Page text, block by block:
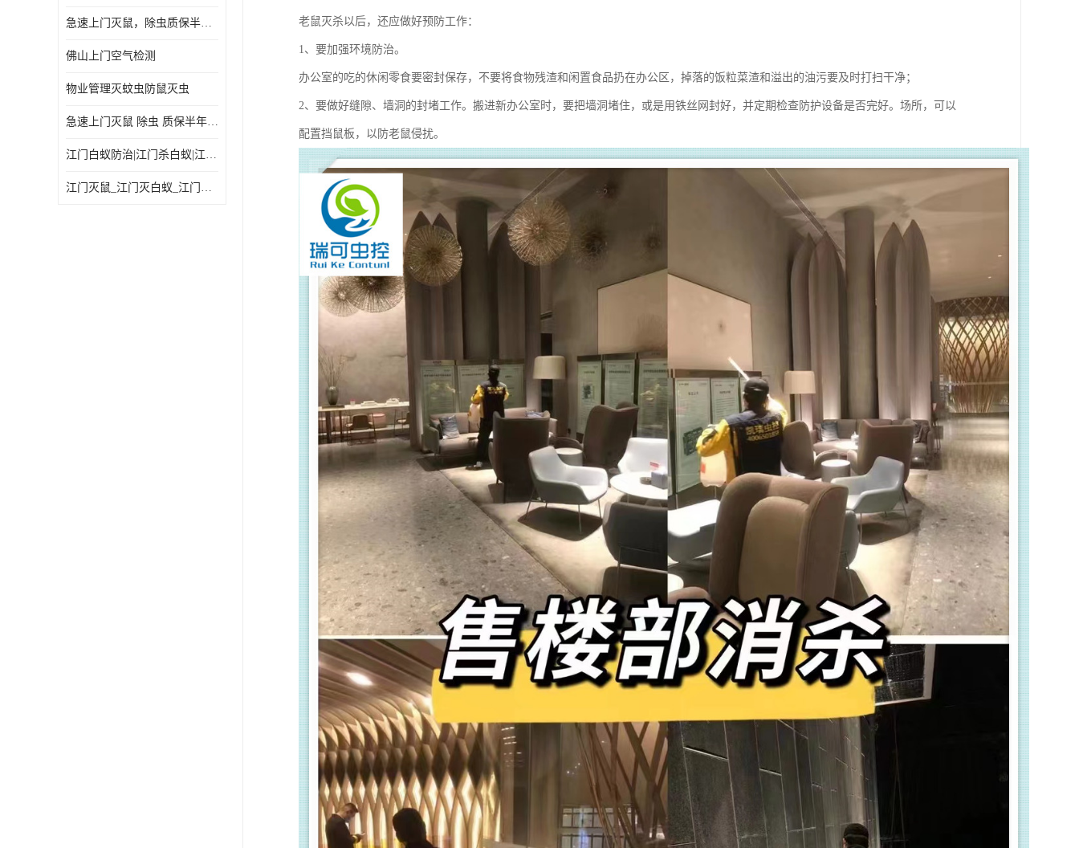
急速上门灭鼠，除虫质保半年，白蚁、跳蚤、臭虫、蟑螂、德国小镰
佛山上门空气检测
物业管理灭蚊虫防鼠灭虫
急速上门灭鼠 除虫 质保半年 白蚁 跳蚤 臭虫 蟑螂 德国小镰
江门白蚁防治|江门杀白蚁|江门杀虫灭鼠|江门灭白蚁|
江门灭鼠_江门灭白蚁_江门灭蟑螂
老鼠灭杀以后，还应做好预防工作：
1、要加强环境防治。
办公室的吃的休闲零食要密封保存，不要将食物残渣和闲置食品扔在办公区，掉落的饭粒菜渣和溢出的油污要及时打扫干净；
2、要做好缝隙、墙洞的封堵工作。搬进新办公室时，要把墙洞堵住，或是用铁丝网封好，并定期检查防护设备是否完好。场所，可以
配置挡鼠板，以防老鼠侵扰。